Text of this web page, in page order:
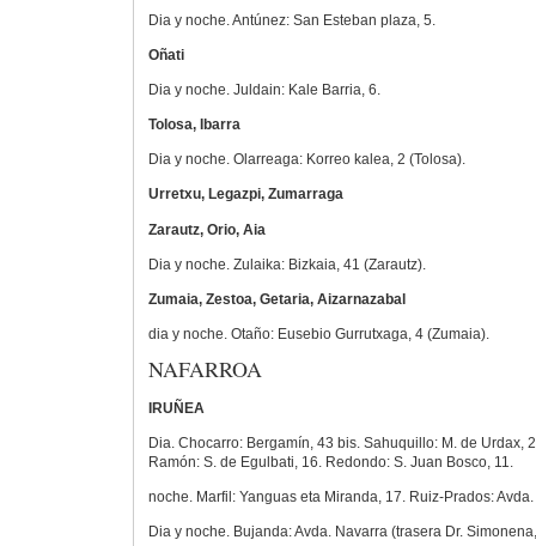
Dia y noche. Antúnez: San Esteban plaza, 5.
Oñati
Dia y noche. Juldain: Kale Barria, 6.
Tolosa, Ibarra
Dia y noche. Olarreaga: Korreo kalea, 2 (Tolosa).
Urretxu, Legazpi, Zumarraga
Zarautz, Orio, Aia
Dia y noche. Zulaika: Bizkaia, 41 (Zarautz).
Zumaia, Zestoa, Getaria, Aizarnazabal
dia y noche. Otaño: Eusebio Gurrutxaga, 4 (Zumaia).
NAFARROA
IRUÑEA
Dia. Chocarro: Bergamín, 43 bis. Sahuquillo: M. de Urdax,
Ramón: S. de Egulbati, 16. Redondo: S. Juan Bosco, 11.
noche. Marfil: Yanguas eta Miranda, 17. Ruiz-Prados:
Dia y noche. Bujanda: Avda. Navarra (trasera Dr.